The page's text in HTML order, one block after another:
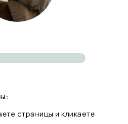
страницы и кликаете